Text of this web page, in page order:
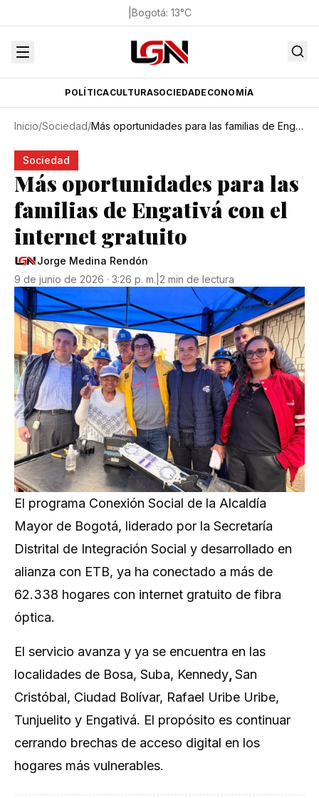
Bogotá: 13°C
POLÍTICACULTURASOCIEDADECONOMÍA
Inicio/Sociedad/ Más oportunidades para las familias de Engativá con el internet gratuito
Sociedad
Más oportunidades para las
familias de Engativá con el
internet gratuito
Jorge Medina Rendón
9 de junio de 2026 · 3:26 p. m. 2 min de lectura
El programa Conexión Social de la Alcaldía
Mayor de Bogotá, liderado por la Secretaría
Distrital de Integración Social y desarrollado en
alianza con ETB, ya ha conectado a más de
62.338 hogares con internet gratuito de fibra
óptica.
El servicio avanza y ya se encuentra en las
localidades de Bosa, Suba, Kennedy San
Cristóbal, Ciudad Bolívar, Rafael Uribe Uribe,
Tunjuelito y Engativá. El propósito es continuar
cerrando brechas de acceso digital en los
hogares más vulnerables.